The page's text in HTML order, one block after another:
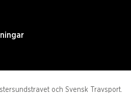
och Svensk Travsport.